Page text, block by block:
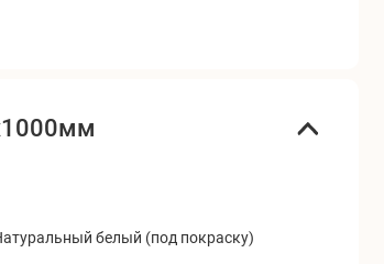
белый (под покраску)